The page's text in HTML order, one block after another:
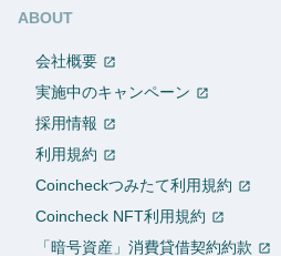
ABOUT
会社概要
実施中のキャンペーン
採用情報
利用規約
Coincheckつみたて利用規約
Coincheck NFT利用規約
「暗号資産」消費貸借契約約款